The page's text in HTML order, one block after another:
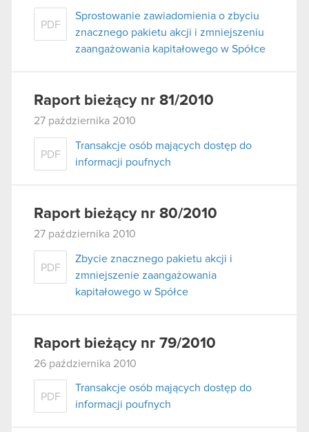
PDF
Sprostowanie zawiadomienia o zbyciu
znacznego pakietu akcji i zmniejszeniu
zaangażowania kapitałowego w Spółce
Raport bieżący nr 81/2010
27 października 2010
PDF
Transakcje osób mających dostęp do
informacji poufnych
Raport bieżący nr 80/2010
27 października 2010
PDF
Zbycie znacznego pakietu akcji i
zmniejszenie zaangażowania
kapitałowego w Spółce
Raport bieżący nr 79/2010
26 października 2010
PDF
Transakcje osób mających dostęp do
informacji poufnych